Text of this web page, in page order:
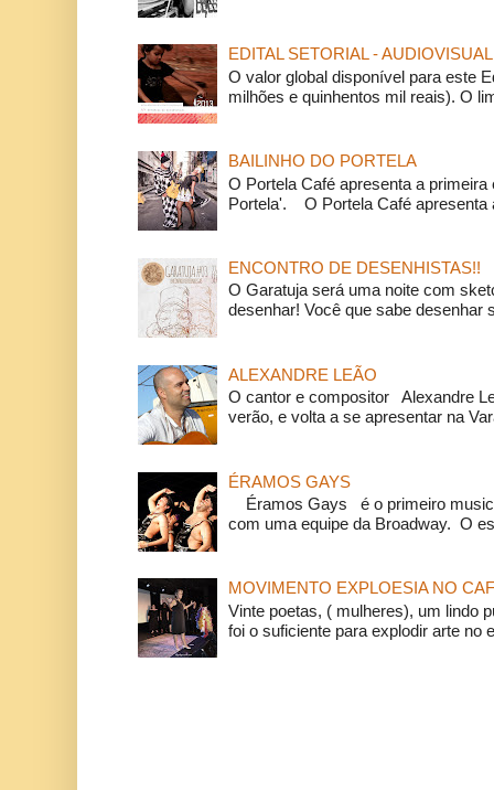
EDITAL SETORIAL - AUDIOVISUAL
O valor global disponível para este
milhões e quinhentos mil reais). O
BAILINHO DO PORTELA
O Portela Café apresenta a
Portela'. O Portela Café apresenta
ENCONTRO DE DESENHISTAS!!
O Garatuja será uma noite com
desenhar! Você que sabe desenhar
ALEXANDRE LEÃO
O cantor e compositor Alexandre
verão, e volta a se apresentar na
ÉRAMOS GAYS
Éramos Gays é o primeiro
com uma equipe da Broadway. O
MOVIMENTO EXPLOESIA NO
Vinte poetas, ( mulheres), um lindo
foi o suficiente para explodir arte no